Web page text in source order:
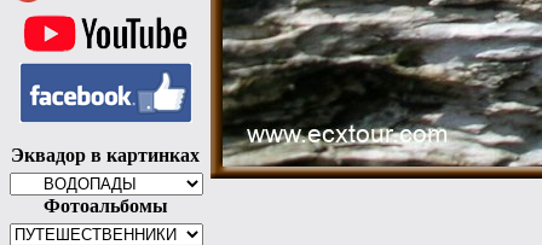
Эквадор в картинках
Фотоальбомы